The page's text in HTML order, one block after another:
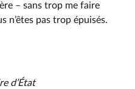
–⁠ sans trop me faire
n’êtes pas trop épuisés.
d’État